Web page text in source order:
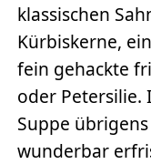
klassischen
Kürbiskerne,
fein gehackte
oder Petersilie.
Suppe
wunderbar